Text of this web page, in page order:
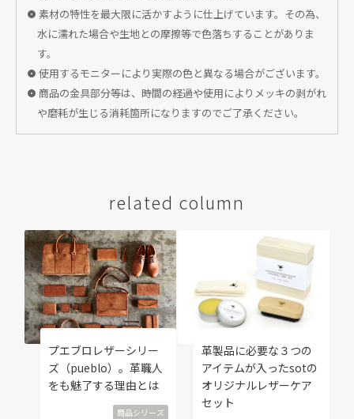
素材の特性を最大限に活かすように仕上げています。その為、
水に濡れた場合や生地との摩擦等で色落ちすることがありま
す。
使用するモニターにより実際の色と異なる場合がございます。
商品の金具部分等は、時間の経過や使用によりメッキの剥がれ
や磨耗が生じる消耗箇所になりますのでご了承ください。
related column
プエブロレザーシリー
ズ（pueblo）。革職人
をも魅了する理由とは
商品シリーズ
革製品に必要な３つの
アイテムが入ったsotの
オリジナルレザーケア
セット